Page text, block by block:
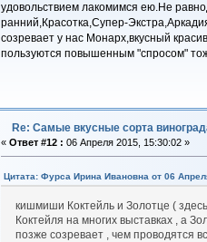
удовольствием лакомимся ею.Не
ранний,Красотка,Супер-
созревает у нас Монарх,вкусный
пользуются повышенным "спросом"
Re: Самые вкусные сорта
« Ответ #12 : 06 Апреля 2015, 15:30:02 »
Цитата: Фурса Ирина Ивановна от 06
кишмиши Коктейль и Золотце (
Коктейля на многих выставках , а
позже созревает , чем проводятся